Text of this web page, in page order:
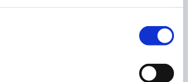
SOSTA: UN PROBLEMA? NO,